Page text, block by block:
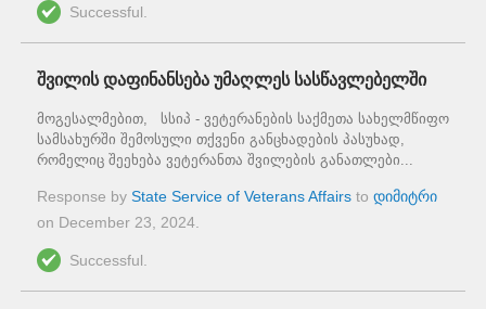
Successful.
შვილის დაფინანსება უმაღლეს სასწავლებელში
მოგესალმებით, სსიპ - ვეტერანების საქმეთა სახელმწიფო
სამსახურში შემოსული თქვენი განცხადების პასუხად,
რომელიც შეეხება ვეტერანთა შვილების განათლები...
Response by State Service of Veterans Affairs to დიმიტრი
on December 23, 2024
Successful.